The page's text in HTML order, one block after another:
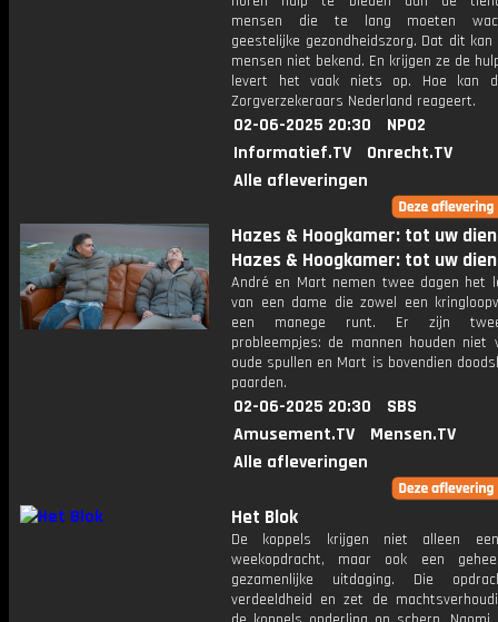
mensen die te lang moeten
geestelijke gezondheidszorg. Dat dit
mensen niet bekend. En krijgen ze de
levert het vaak niets op. Hoe kan
Zorgverzekeraars Nederland reageert.
02-06-2025 20:30
NPO2
Informatief.TV
Onrecht.TV
Alle afleveringen
Hazes & Hoogkamer: tot uw
Hazes & Hoogkamer: tot uw
André en Mart nemen twee dagen het
van een dame die zowel een
een manege runt. Er zijn
probleempjes: de mannen houden niet
oude spullen en Mart is bovendien
paarden.
02-06-2025 20:30
SBS
Amusement.TV
Mensen.TV
Alle afleveringen
Het Blok
De koppels krijgen niet alleen
weekopdracht, maar ook een
gezamenlijke uitdaging. Die
verdeeldheid en zet de